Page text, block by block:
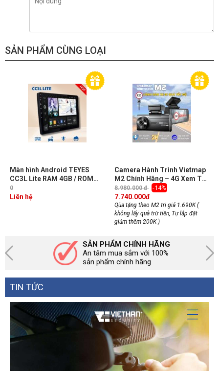
SẢN PHẨM CÙNG LOẠI
Màn hình Android TEYES
CC3L Lite RAM 4GB / ROM
32GB, Chip 8 nhân, CarPlay
không dây, Tích hợp KIKI &
0
Liên hệ
Camera Hành Trình Vietmap
M2 Chính Hãng – 4G Xem Từ
Xa, Cảnh Báo Tốc Độ,
8.980.000 đ -14%
7.740.000đ
Qùa tặng theo M2 trị giá 1.690K (
không lấy quà trừ tiền, Tự lắp đặt
giảm thêm 200K )
SẢN PHẨM CHÍNH HÃNG
An tâm mua sắm với 100%
sản phẩm chính hãng
TIN TỨC